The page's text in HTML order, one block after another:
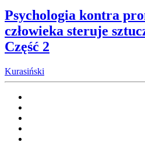
Psychologia kontra
człowieka steruje
Część 2
Kurasiński